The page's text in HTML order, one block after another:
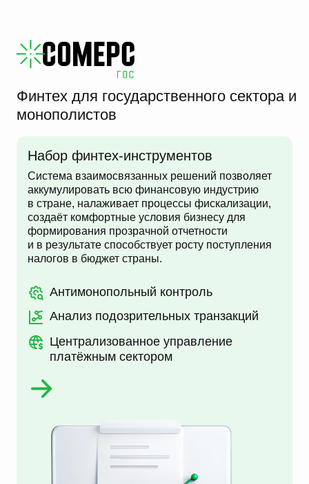
Финтех для государственного сектора и
монополистов
Набор финтех-инструментов
Система взаимосвязанных решений позволяет
аккумулировать всю финансовую индустрию
в стране, налаживает процессы фискализации,
создаёт комфортные условия бизнесу для
формирования прозрачной отчетности
и в результате способствует росту поступления
налогов в бюджет страны.
Антимонопольный контроль
Анализ подозрительных транзакций
Централизованное управление
платёжным сектором